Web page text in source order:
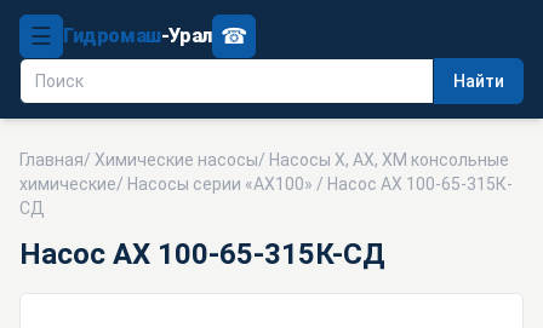
☰ Гидромаш-Урал
Найти
☎
Главная/ Химические насосы/ Насосы Х, АХ, ХМ консольные
химические/ Насосы серии «АХ100» / Насос АХ 100-65-315К-
СД
Насос АХ 100-65-315К-СД